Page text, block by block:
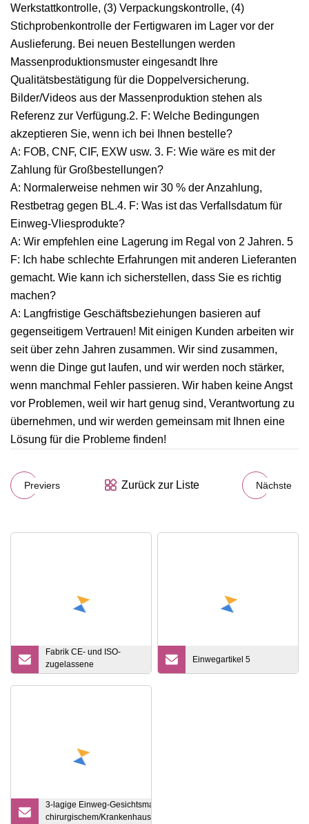
Werkstattkontrolle, (3) Verpackungskontrolle, (4)
Stichprobenkontrolle der Fertigwaren im Lager vor der
Auslieferung. Bei neuen Bestellungen werden
Massenproduktionsmuster eingesandt Ihre
Qualitätsbestätigung für die Doppelversicherung.
Bilder/Videos aus der Massenproduktion stehen als
Referenz zur Verfügung.2. F: Welche Bedingungen
akzeptieren Sie, wenn ich bei Ihnen bestelle?
A: FOB, CNF, CIF, EXW usw. 3. F: Wie wäre es mit der
Zahlung für Großbestellungen?
A: Normalerweise nehmen wir 30 % der Anzahlung,
Restbetrag gegen BL.4. F: Was ist das Verfallsdatum für
Einweg-Vliesprodukte?
A: Wir empfehlen eine Lagerung im Regal von 2 Jahren. 5
F: Ich habe schlechte Erfahrungen mit anderen Lieferanten
gemacht. Wie kann ich sicherstellen, dass Sie es richtig
machen?
A: Langfristige Geschäftsbeziehungen basieren auf
gegenseitigem Vertrauen! Mit einigen Kunden arbeiten wir
seit über zehn Jahren zusammen. Wir sind zusammen,
wenn die Dinge gut laufen, und wir werden noch stärker,
wenn manchmal Fehler passieren. Wir haben keine Angst
vor Problemen, weil wir hart genug sind, Verantwortung zu
übernehmen, und wir werden gemeinsam mit Ihnen eine
Lösung für die Probleme finden!
Previers Zurück zur Liste Nächste
Fabrik CE- und ISO-
zugelassene
medizinische Einweg-
Einwegartikel 5
3-lagige Einweg-Gesichtsmaske aus
chirurgischem/Krankenhaus-/medizinischem/zahnmedizinischem